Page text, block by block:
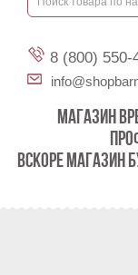
8 (800) 550-
МАГАЗИН
ВСКОРЕ МАГАЗИН